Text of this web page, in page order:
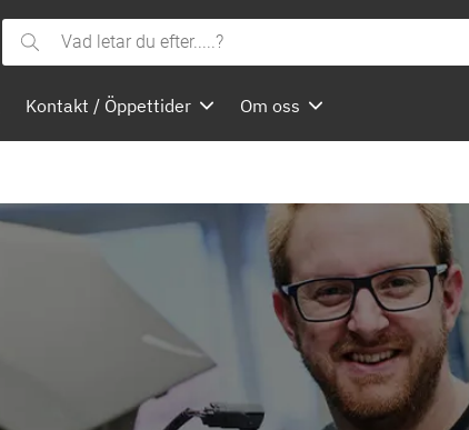
Kontakt / Öppettider Om oss
Vad